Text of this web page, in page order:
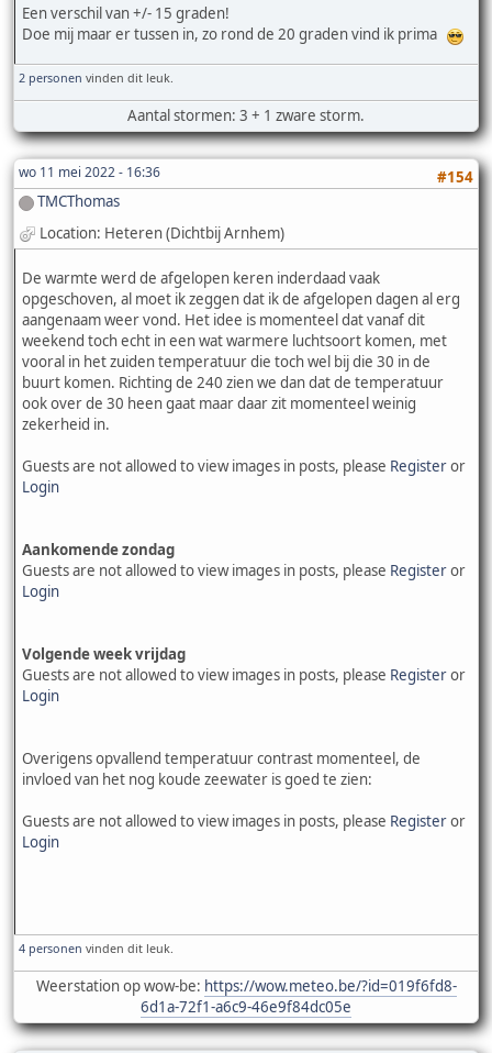
Een verschil van +/- 15 graden!
Doe mij maar er tussen in, zo rond de 20 graden vind ik prima
2 personen vinden dit leuk.
Aantal stormen: 3 + 1 zware storm.
wo 11 mei 2022 - 16:36
#154
TMCThomas
Location: Heteren (Dichtbij Arnhem)
De warmte werd de afgelopen keren inderdaad vaak
opgeschoven, al moet ik zeggen dat ik de afgelopen dagen al erg
aangenaam weer vond. Het idee is momenteel dat vanaf dit
weekend toch echt in een wat warmere luchtsoort komen, met
vooral in het zuiden temperatuur die toch wel bij die 30 in de
buurt komen. Richting de 240 zien we dan dat de temperatuur
ook over de 30 heen gaat maar daar zit momenteel weinig
zekerheid in.
Guests are not allowed to view images in posts, please Registeror
Login
Aankomende zondag
Guests are not allowed to view images in posts, please Registeror
Login
Volgende week vrijdag
Guests are not allowed to view images in posts, please Registeror
Login
Overigens opvallend temperatuur contrast momenteel, de
invloed van het nog koude zeewater is goed te zien:
Guests are not allowed to view images in posts, please Registeror
Login
4 personen vinden dit leuk.
Weerstation op wow-be: https://wow.meteo.be/?id=019f6fd8-
6d1a-72f1-a6c9-46e9f84dc05e